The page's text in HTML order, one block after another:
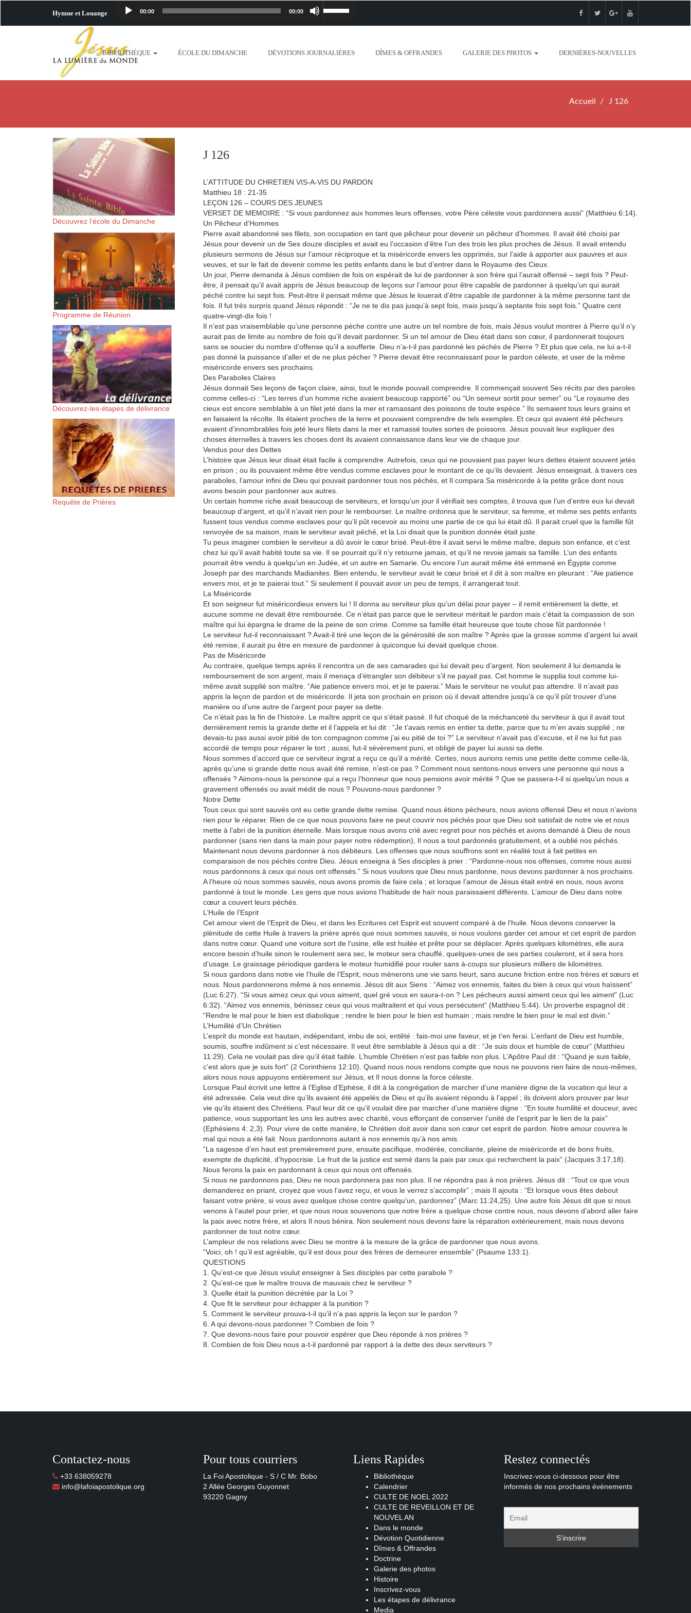
Hymne et Louange Lecteur
00:00 00:00 Utilisez
volume.
plus-pres-de-toi.mp3 http://www.lafoiapostolique.org/wp-
http://www.lafoiapostolique.org/wp-content/uploads/2018/06/Dieu-tout-puissant.mp3
http://www.lafoiapostolique.org/wp-content/uploads/2018/06/Cantique-tel-que-je-
suis-sans-rien-a-moi.mp3 http://www.lafoiapostolique.org/wp-
content/uploads/2018/06/Es-tu-lasse-rempli-de-tritesse.mp3
BIBLIOTHÈQUE ÉCOLE DU DIMANCHE DÉVOTIONS JOURNALIÈRES DÎMES & OFFRANDES GALERIE DES PHOTOS DERNIÈRES-NOUVELLES
Accueil J 126
Découvrez l’école du Dimanche
Programme de Réunion
Découvrez-les-étapes de délivrance
Requête de Prières
J 126
L’ATTITUDE DU CHRETIEN VIS-A-VIS DU PARDON
Matthieu 18 : 21-35
LEÇON 126 – COURS DES JEUNES
VERSET DE MEMOIRE : “Si vous pardonnez aux hommes leurs offenses, votre Père céleste vous pardonnera aussi” (Matthieu 6:14).
Un Pêcheur d’Hommes
Pierre avait abandonné ses filets, son occupation en tant que pêcheur pour devenir un pêcheur d’hommes. Il avait été choisi par
Jésus pour devenir un de Ses douze disciples et avait eu l’occasion d’être l’un des trois les plus proches de Jésus. Il avait entendu
plusieurs sermons de Jésus sur l’amour réciproque et la miséricorde envers les opprimés, sur l’aide à apporter aux pauvres et aux
veuves, et sur le fait de devenir comme les petits enfants dans le but d’entrer dans le Royaume des Cieux.
Un jour, Pierre demanda à Jésus combien de fois on espérait de lui de pardonner à son frère qui l’aurait offensé – sept fois ? Peut-
être, il pensait qu’il avait appris de Jésus beaucoup de leçons sur l’amour pour être capable de pardonner à quelqu’un qui aurait
péché contre lui sept fois. Peut-être il pensait même que Jésus le louerait d’être capable de pardonner à la même personne tant de
fois. Il fut très surpris quand Jésus répondit : “Je ne te dis pas jusqu’à sept fois, mais jusqu’à septante fois sept fois.” Quatre cent
quatre-vingt-dix fois !
Il n’est pas vraisemblable qu’une personne pèche contre une autre un tel nombre de fois, mais Jésus voulut montrer à Pierre qu’il n’y
aurait pas de limite au nombre de fois qu’il devait pardonner. Si un tel amour de Dieu était dans son cœur, il pardonnerait toujours
sans se soucier du nombre d’offense qu’il a soufferte. Dieu n’a-t-il pas pardonné les péchés de Pierre ? Et plus que cela, ne lui a-t-il
pas donné la puissance d’aller et de ne plus pécher ? Pierre devait être reconnaissant pour le pardon céleste, et user de la même
miséricorde envers ses prochains.
Des Paraboles Claires
Jésus donnait Ses leçons de façon claire, ainsi, tout le monde pouvait comprendre. Il commençait souvent Ses récits par des paroles
comme celles-ci : “Les terres d’un homme riche avaient beaucoup rapporté” ou “Un semeur sortit pour semer” ou “Le royaume des
cieux est encore semblable à un filet jeté dans la mer et ramassant des poissons de toute espèce.” Ils semaient tous leurs grains et
en faisaient la récolte. Ils étaient proches de la terre et pouvaient comprendre de tels exemples. Et ceux qui avaient été pêcheurs
avaient d’innombrables fois jeté leurs filets dans la mer et ramassé toutes sortes de poissons. Jésus pouvait leur expliquer des
choses éternelles à travers les choses dont ils avaient connaissance dans leur vie de chaque jour.
Vendus pour des Dettes
L’histoire que Jésus leur disait était facile à comprendre. Autrefois, ceux qui ne pouvaient pas payer leurs dettes étaient souvent jetés
en prison ; ou ils pouvaient même être vendus comme esclaves pour le montant de ce qu’ils devaient. Jésus enseignait, à travers ces
paraboles, l’amour infini de Dieu qui pouvait pardonner tous nos péchés, et Il compara Sa miséricorde à la petite grâce dont nous
avons besoin pour pardonner aux autres.
Un certain homme riche avait beaucoup de serviteurs, et lorsqu’un jour il vérifiait ses comptes, il trouva que l’un d’entre eux lui devait
beaucoup d’argent, et qu’il n’avait rien pour le rembourser. Le maître ordonna que le serviteur, sa femme, et même ses petits enfants
fussent tous vendus comme esclaves pour qu’il pût recevoir au moins une partie de ce qui lui était dû. Il parait cruel que la famille fût
renvoyée de sa maison, mais le serviteur avait péché, et la Loi disait que la punition donnée était juste.
Tu peux imaginer combien le serviteur a dû avoir le cœur brisé. Peut-être il avait servi le même maître, depuis son enfance, et c’est
chez lui qu’il avait habité toute sa vie. Il se pourrait qu’il n’y retourne jamais, et qu’il ne revoie jamais sa famille. L’un des enfants
pourrait être vendu à quelqu’un en Judée, et un autre en Samarie. Ou encore l’un aurait même été emmené en Égypte comme
Joseph par des marchands Madianites. Bien entendu, le serviteur avait le cœur brisé et il dit à son maître en pleurant : “Aie patience
envers moi, et je te paierai tout.” Si seulement il pouvait avoir un peu de temps, il arrangerait tout.
La Miséricorde
Et son seigneur fut miséricordieux envers lui ! Il donna au serviteur plus qu’un délai pour payer – il remit entièrement la dette, et
aucune somme ne devait être remboursée. Ce n’était pas parce que le serviteur méritait le pardon mais c’était la compassion de son
maître qui lui épargna le drame de la peine de son crime. Comme sa famille était heureuse que toute chose fût pardonnée !
Le serviteur fut-il reconnaissant ? Avait-il tiré une leçon de la générosité de son maître ? Après que la grosse somme d’argent lui avait
été remise, il aurait pu être en mesure de pardonner à quiconque lui devait quelque chose.
Pas de Miséricorde
Au contraire, quelque temps après il rencontra un de ses camarades qui lui devait peu d’argent. Non seulement il lui demanda le
remboursement de son argent, mais il menaça d’étrangler son débiteur s’il ne payait pas. Cet homme le supplia tout comme lui-
même avait supplié son maître. “Aie patience envers moi, et je te paierai.” Mais le serviteur ne voulut pas attendre. Il n’avait pas
appris la leçon de pardon et de miséricorde. Il jeta son prochain en prison où il devait attendre jusqu’à ce qu’il pût trouver d’une
manière ou d’une autre de l’argent pour payer sa dette.
Ce n’était pas la fin de l’histoire. Le maître apprit ce qui s’était passé. Il fut choqué de la méchanceté du serviteur à qui il avait tout
dernièrement remis la grande dette et il l’appela et lui dit : “Je t’avais remis en entier ta dette, parce que tu m’en avais supplié ; ne
devais-tu pas aussi avoir pitié de ton compagnon comme j’ai eu pitié de toi ?” Le serviteur n’avait pas d’excuse, et il ne lui fut pas
accordé de temps pour réparer le tort ; aussi, fut-il sévèrement puni, et obligé de payer lui aussi sa dette.
Nous sommes d’accord que ce serviteur ingrat a reçu ce qu’il a mérité. Certes, nous aurions remis une petite dette comme celle-là,
après qu’une si grande dette nous avait été remise, n’est-ce pas ? Comment nous sentons-nous envers une personne qui nous a
offensés ? Aimons-nous la personne qui a reçu l’honneur que nous pensions avoir mérité ? Que se passera-t-il si quelqu’un nous a
gravement offensés ou avait médit de nous ? Pouvons-nous pardonner ?
Notre Dette
Tous ceux qui sont sauvés ont eu cette grande dette remise. Quand nous étions pécheurs, nous avions offensé Dieu et nous n’avions
rien pour le réparer. Rien de ce que nous pouvons faire ne peut couvrir nos péchés pour que Dieu soit satisfait de notre vie et nous
mette à l’abri de la punition éternelle. Mais lorsque nous avons crié avec regret pour nos péchés et avons demandé à Dieu de nous
pardonner (sans rien dans la main pour payer notre rédemption), Il nous a tout pardonnés gratuitement, et a oublié nos péchés.
Maintenant nous devons pardonner à nos débiteurs. Les offenses que nous souffrons sont en réalité tout à fait petites en
comparaison de nos péchés contre Dieu. Jésus enseigna à Ses disciples à prier : “Pardonne-nous nos offenses, comme nous aussi
nous pardonnons à ceux qui nous ont offensés.” Si nous voulons que Dieu nous pardonne, nous devons pardonner à nos prochains.
A l’heure où nous sommes sauvés, nous avons promis de faire cela ; et lorsque l’amour de Jésus était entré en nous, nous avons
pardonné à tout le monde. Les gens que nous avions l’habitude de haïr nous paraissaient différents. L’amour de Dieu dans notre
cœur a couvert leurs péchés.
L’Huile de l’Esprit
Cet amour vient de l’Esprit de Dieu, et dans les Ecritures cet Esprit est souvent comparé à de l’huile. Nous devons conserver la
plénitude de cette Huile à travers la prière après que nous sommes sauvés, si nous voulons garder cet amour et cet esprit de pardon
dans notre cœur. Quand une voiture sort de l’usine, elle est huilée et prête pour se déplacer. Après quelques kilomètres, elle aura
encore besoin d’huile sinon le roulement sera sec, le moteur sera chauffé, quelques-unes de ses parties couleront, et il sera hors
d’usage. Le graissage périodique gardera le moteur humidifié pour rouler sans à-coups sur plusieurs milliers de kilomètres.
Si nous gardons dans notre vie l’huile de l’Esprit, nous mènerons une vie sans heurt, sans aucune friction entre nos frères et sœurs et
nous. Nous pardonnerons même à nos ennemis. Jésus dit aux Siens : “Aimez vos ennemis, faites du bien à ceux qui vous haïssent”
(Luc 6:27). “Si vous aimez ceux qui vous aiment, quel gré vous en saura-t-on ? Les pécheurs aussi aiment ceux qui les aiment” (Luc
6:32). “Aimez vos ennemis, bénissez ceux qui vous maltraitent et qui vous persécutent” (Matthieu 5:44). Un proverbe espagnol dit :
“Rendre le mal pour le bien est diabolique ; rendre le bien pour le bien est humain ; mais rendre le bien pour le mal est divin.”
L’Humilité d’Un Chrétien
L’esprit du monde est hautain, indépendant, imbu de soi, entêté : fais-moi une faveur, et je t’en ferai. L’enfant de Dieu est humble,
soumis, souffre indûment si c’est nécessaire. Il veut être semblable à Jésus qui a dit : “Je suis doux et humble de cœur” (Matthieu
11:29). Cela ne voulait pas dire qu’il était faible. L’humble Chrétien n’est pas faible non plus. L’Apôtre Paul dit : “Quand je suis faible,
c’est alors que je suis fort” (2 Corinthiens 12:10). Quand nous nous rendons compte que nous ne pouvons rien faire de nous-mêmes,
alors nous nous appuyons entièrement sur Jésus, et Il nous donne la force céleste.
Lorsque Paul écrivit une lettre à l’Eglise d’Ephèse, il dit à la congrégation de marcher d’une manière digne de la vocation qui leur a
été adressée. Cela veut dire qu’ils avaient été appelés de Dieu et qu’ils avaient répondu à l’appel ; ils doivent alors prouver par leur
vie qu’ils étaient des Chrétiens. Paul leur dit ce qu’il voulait dire par marcher d’une manière digne : “En toute humilité et douceur, avec
patience, vous supportant les uns les autres avec charité, vous efforçant de conserver l’unité de l’esprit par le lien de la paix”
(Ephésiens 4: 2,3). Pour vivre de cette manière, le Chrétien doit avoir dans son cœur cet esprit de pardon. Notre amour couvrira le
mal qui nous a été fait. Nous pardonnons autant à nos ennemis qu’à nos amis.
“La sagesse d’en haut est premièrement pure, ensuite pacifique, modérée, conciliante, pleine de miséricorde et de bons fruits,
exempte de duplicité, d’hypocrisie. Le fruit de la justice est semé dans la paix par ceux qui recherchent la paix” (Jacques 3:17,18).
Nous ferons la paix en pardonnant à ceux qui nous ont offensés.
Si nous ne pardonnons pas, Dieu ne nous pardonnera pas non plus. Il ne répondra pas à nos prières. Jésus dit : “Tout ce que vous
demanderez en priant, croyez que vous l’avez reçu, et vous le verrez s’accomplir” ; mais Il ajouta : “Et lorsque vous êtes debout
faisant votre prière, si vous avez quelque chose contre quelqu’un, pardonnez” (Marc 11:24,25). Une autre fois Jésus dit que si nous
venons à l’autel pour prier, et que nous nous souvenons que notre frère a quelque chose contre nous, nous devons d’abord aller faire
la paix avec notre frère, et alors Il nous bénira. Non seulement nous devons faire la réparation extérieurement, mais nous devons
pardonner de tout notre cœur.
L’ampleur de nos relations avec Dieu se montre à la mesure de la grâce de pardonner que nous avons.
“Voici, oh ! qu’il est agréable, qu’il est doux pour des frères de demeurer ensemble” (Psaume 133:1).
QUESTIONS
1. Qu’est-ce que Jésus voulut enseigner à Ses disciples par cette parabole ?
2. Qu’est-ce que le maître trouva de mauvais chez le serviteur ?
3. Quelle était la punition décrétée par la Loi ?
4. Que fit le serviteur pour échapper à la punition ?
5. Comment le serviteur prouva-t-il qu’il n’a pas appris la leçon sur le pardon ?
6. A qui devons-nous pardonner ? Combien de fois ?
7. Que devons-nous faire pour pouvoir espérer que Dieu réponde à nos prières ?
8. Combien de fois Dieu nous a-t-il pardonné par rapport à la dette des deux serviteurs ?
Contactez-nous
+33 638059278
info@lafoiapostolique.org
Pour tous courriers
La Foi Apostolique - S / C Mr. Bobo
2 Allée Georges Guyonnet
93220 Gagny
Liens Rapides
Bibliothèque
Calendrier
CULTE DE NOEL 2022
CULTE DE REVEILLON ET DE
NOUVEL AN
Dans le monde
Dévotion Quotidienne
Dîmes & Offrandes
Doctrine
Galerie des photos
Histoire
Inscrivez-vous
Les étapes de délivrance
Media
Restez connectés
Inscrivez-vous ci-dessous pour être
informés de nos prochains événements